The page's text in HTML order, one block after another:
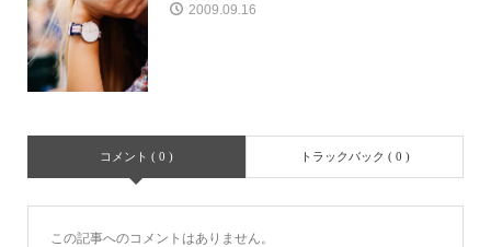
2009.09.16
コメント ( 0 ) トラックバック ( 0 )
この記事へのコメントはありません。